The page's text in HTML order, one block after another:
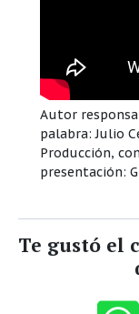
Autor
palabra: Julio
Producción,
presentación:
Te gustó el